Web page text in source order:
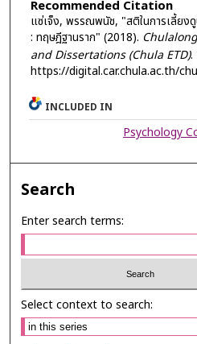
Recommended Citation
แซ่เจ็ง, พรรณพนัช, "สติในการเลี้ย
: ทฤษฎีฐานราก" (2018).
and Dissertations (Chula ETD).
https://digital.car.chula.ac.th/
INCLUDED IN
Psychology
Search
Enter search terms:
Select context to search: